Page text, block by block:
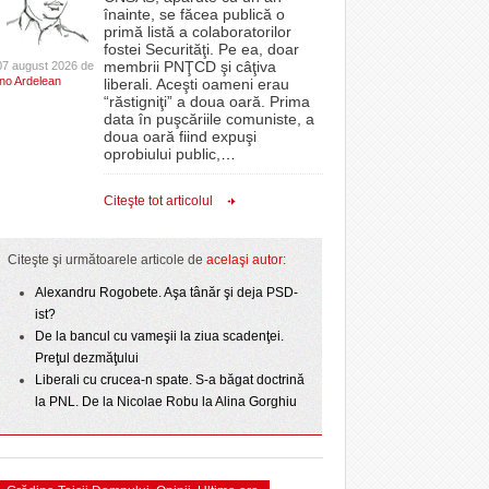
Superliga în
derby-urile
o nou-promovată
ce a pierdut
- 3 August 2026
Filmul „Ultimul ingredient”, o poveste a
Banatului în competiția internațională Food Film
Menu/VIDEO- 5 August 2026
Aflați secretele Timișoarei în cadrul unui nou tur
gratuit organizat de Asociația Turism Alternativ-
View all
proiectelor derulate de instituție din fonduri
europene/FOTO
ANAF oferă persoanelor fizice posibilitatea să
beneficieze de Declarația Unică 212
precompletată- 25 November 2025
CLIPURI VIDEO
JOCURI ONLINE
DIVERSE
FARMACII DIN
TIMIŞOARA
HARTA TIMIŞOAREI
LICEE, ŞCOLI ŞI
SFATUL MEDICULUI
august 2026 de
Ardelean
înainte, se făcea publică o
primă listă a colaboratorilor
fostei Securităţi. Pe ea, doar
membrii PNŢCD şi câţiva
liberali. Aceşti oameni erau
“răstigniţi” a doua oară. Prima
data în puşcăriile comuniste, a
doua oară fiind expuşi
oprobiului public,
Citeşte tot articolul
Citeşte şi următoarele articole de acelaşi autor:
Alexandru Rogobete. Aşa tânăr şi deja PSD-
ist?
De la bancul cu vameşii la ziua scadenţei.
Preţul dezmăţului
Liberali cu crucea-n spate. S-a băgat doctrină
la PNL. De la Nicolae Robu la Alina Gorghiu